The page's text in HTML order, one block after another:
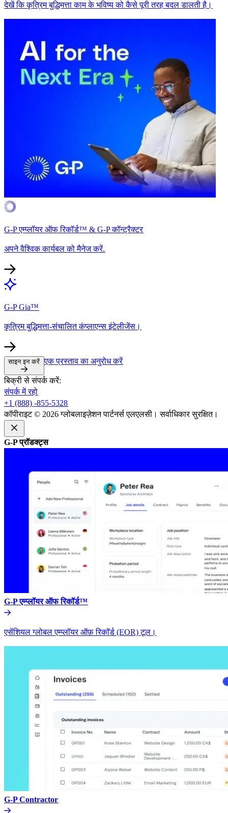
देखें कि कृत्रिम बुद्धिमत्ता काम के भविष्य को कैसे पूरी तरह बदल डालती है।​​
G-P एम्प्लॉयर ऑफ रिकॉर्ड™ & G-P कॉन्ट्रैक्टर​​
अपने वैश्विक कार्यबल को मैनेज करें.​​
G-P Gia™​​
कृत्रिम बुद्धिमत्ता-संचालित कंप्लाएन्स इंटेलीजेंस।​​
साइन इन करें​​ एक प्रस्ताव का अनुरोध करें​​
बिक्री से संपर्क करें:​​
संपर्क में रहो​​
+1 (888) -855-5328​​
कॉपीराइट © 2026 ग्लोबलाइज़ेशन पार्टनर्स एलएलसी। सर्वाधिकार सुरक्षित।​​
G-P प्रॉडक्ट्स​​
G-P एम्प्लॉयर ऑफ रिकॉर्ड™​​
एसेंशियल ग्लोबल एम्प्लॉयर ऑफ़ रिकॉर्ड (EOR) टूल।​​
G-P Contractor​​